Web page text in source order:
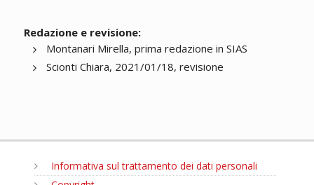
Redazione e revisione:
Montanari Mirella, prima redazione in SIAS
Scionti Chiara, 2021/01/18, revisione
Informativa sul trattamento dei dati personali